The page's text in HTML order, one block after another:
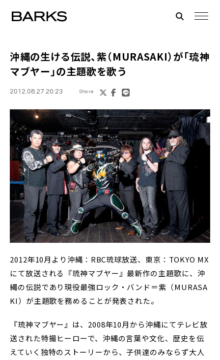
沖縄の生ける伝説、紫（MURASAKI） が「琉神
マブヤー」の主題歌を歌う
2012.08.27 20:23 Share
2012年10月より沖縄：RBC琉球放送、東京：TOKYO MX
にて放送される『琉神マブヤー』最新作の主題歌に、沖
縄の伝説であり現役最強ロック・バンド＝紫（MURASA
KI）が主題歌を務めることが発表された。
『琉神マブヤー』は、2008年10月から沖縄にてテレビ放
送された特撮ヒーローで、沖縄の言葉や文化、歴史を伝
えていく独特のストーリーから、子供達のみならず大人